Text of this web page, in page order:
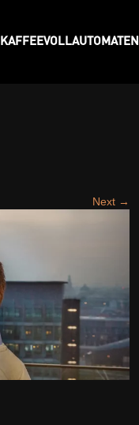
KAFFEEVOLLAUTOMATEN
Next →